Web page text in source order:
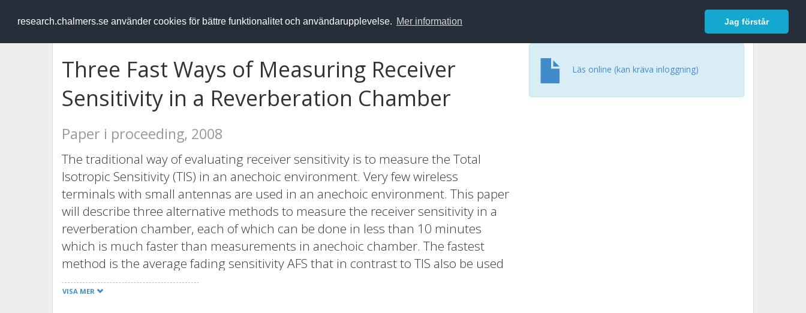
research.chalmers.se använder cookies för bättre funktionalitet och användarupplevelse. Mer information Jag förstår
RESEARCH.chalmers.se Logga in
Three Fast Ways of Measuring Receiver
Sensitivity in a Reverberation Chamber
Paper i proceeding, 2008
The traditional way of evaluating receiver sensitivity is to measure the Total
Isotropic Sensitivity (TIS) in an anechoic environment. Very few wireless
terminals with small antennas are used in an anechoic environment. This paper
will describe three alternative methods to measure the receiver sensitivity in a
reverberation chamber, each of which can be done in less than 10 minutes
which is much faster than measurements in anechoic chamber. The fastest
method is the average fading sensitivity AFS that in contrast to TIS also be used
to measure receiver sensitivity of multi antenna terminals for antenna systems
with diversity and MIMO capability. The paper includes the first published TIS
VISA MER
Läs online (kan kräva inloggning)